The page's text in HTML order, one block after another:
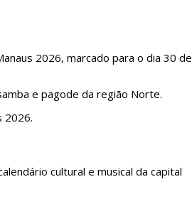
2026, marcado para o dia 30 de
e pagode da região Norte.
2026.
cultural e musical da capital